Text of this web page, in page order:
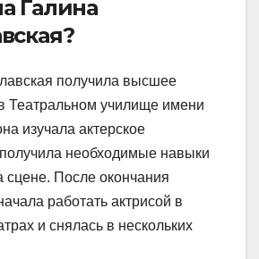
Галина
получила высшее
Театральном училище имени
изучала актерское
необходимые навыки
сцене. После окончания
работать актрисой в
и снялась в нескольких